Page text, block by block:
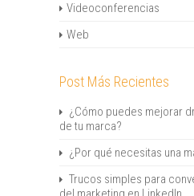
Videoconferencias
Web
Post Más Recientes
¿Cómo puedes mejorar
de tu marca?
¿Por qué necesitas una
Trucos simples para